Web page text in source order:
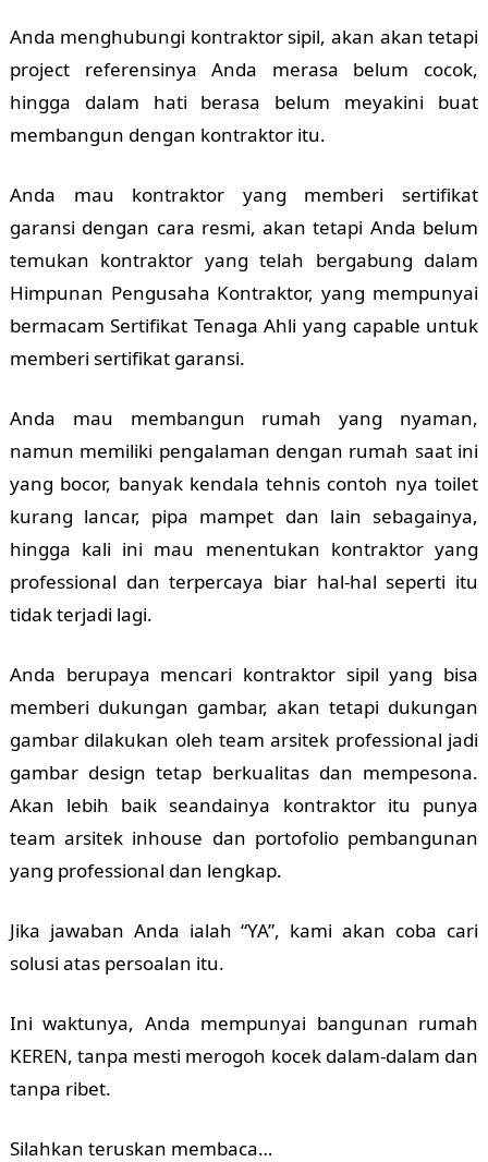
Anda menghubungi kontraktor sipil, akan akan tetapi
project referensinya Anda merasa belum cocok,
hingga dalam hati berasa belum meyakini buat
membangun dengan kontraktor itu.
Anda mau kontraktor yang memberi sertifikat
garansi dengan cara resmi, akan tetapi Anda belum
temukan kontraktor yang telah bergabung dalam
Himpunan Pengusaha Kontraktor, yang mempunyai
bermacam Sertifikat Tenaga Ahli yang capable untuk
memberi sertifikat garansi.
Anda mau membangun rumah yang nyaman,
namun memiliki pengalaman dengan rumah saat ini
yang bocor, banyak kendala tehnis contoh nya toilet
kurang lancar, pipa mampet dan lain sebagainya,
hingga kali ini mau menentukan kontraktor yang
professional dan terpercaya biar hal-hal seperti itu
tidak terjadi lagi.
Anda berupaya mencari kontraktor sipil yang bisa
memberi dukungan gambar, akan tetapi dukungan
gambar dilakukan oleh team arsitek professional jadi
gambar design tetap berkualitas dan mempesona.
Akan lebih baik seandainya kontraktor itu punya
team arsitek inhouse dan portofolio pembangunan
yang professional dan lengkap.
Jika jawaban Anda ialah “YA”, kami akan coba cari
solusi atas persoalan itu.
Ini waktunya, Anda mempunyai bangunan rumah
KEREN, tanpa mesti merogoh kocek dalam-dalam dan
tanpa ribet.
Silahkan teruskan membaca…